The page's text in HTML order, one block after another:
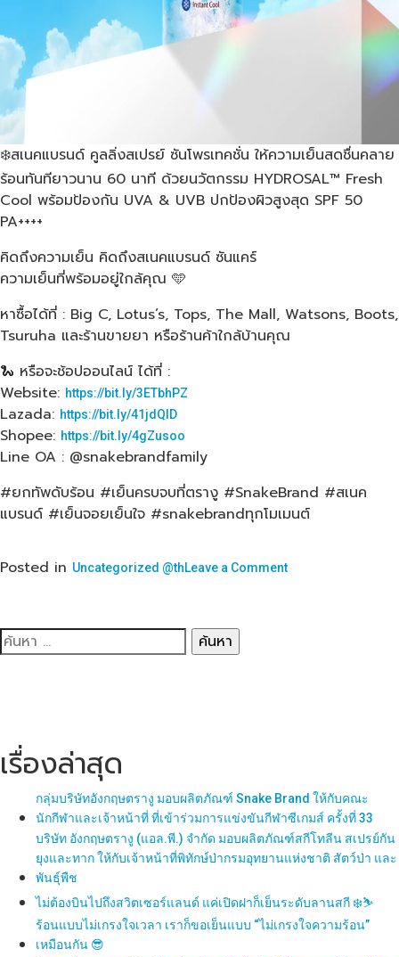
❄️สเนคแบรนด์ คูลลิ่งสเปรย์ ซันโพรเทคชั่น ให้ความเย็นสดชื่นคลาย
ร้อนทันทียาวนาน 60 นาที ด้วยนวัตกรรม HYDROSAL™ Fresh
Cool พร้อมป้องกัน UVA & UVB ปกป้องผิวสูงสุด SPF 50
PA++++
คิดถึงความเย็น คิดถึงสเนคแบรนด์ ซันแคร์
ความเย็นที่พร้อมอยู่ใกล้คุณ 🩵
หาซื้อได้ที่ : Big C, Lotus’s, Tops, The Mall, Watsons, Boots,
Tsuruha และร้านขายยา หรือร้านค้าใกล้บ้านคุณ
🐍 หรือจะช้อปออนไลน์ ได้ที่ :
Website: https://bit.ly/3ETbhPZ
Lazada: https://bit.ly/41jdQlD
Shopee: https://bit.ly/4gZusoo
Line OA : @snakebrandfamily
#ยกทัพดับร้อน #เย็นครบจบที่ตรางู #SnakeBrand #สเนค
แบรนด์​ #เย็นจอยเย็นใจ #snakebrandทุกโมเมนต์
Posted in Uncategorized @thLeave a Commenton
พร้อม
เสิร์ฟ
ค้นหา
สำหรับ:
เรื่องล่าสุด
กลุ่มบริษัทอังกฤษตรางู มอบผลิตภัณฑ์ Snake Brand ให้กับคณะ
นักกีฬาและเจ้าหน้าที่ ที่เข้าร่วมการแข่งขันกีฬาซีเกมส์ ครั้งที่ 33
บริษัท อังกฤษตรางู (แอล.พี.) จำกัด มอบผลิตภัณฑ์สกีโทลีน สเปรย์กัน
ยุงและทาก ให้กับเจ้าหน้าที่พิทักษ์ป่ากรมอุทยานแห่งชาติ สัตว์ป่า และ
พันธุ์พืช
ไม่ต้องบินไปถึงสวิตเซอร์แลนด์ แค่เปิดฝาก็เย็นระดับลานสกี ❄️⛷️
ร้อนแบบไม่เกรงใจเวลา เราก็ขอเย็นแบบ “ไม่เกรงใจความร้อน”
เหมือนกัน 😎